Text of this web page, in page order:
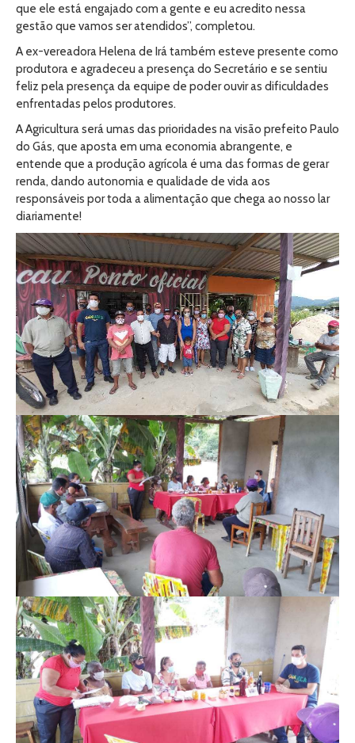
que ele está engajado com a gente e eu acredito nessa
gestão que vamos ser atendidos”, completou.
A ex-vereadora Helena de Irá também esteve presente como
produtora e agradeceu a presença do Secretário e se sentiu
feliz pela presença da equipe de poder ouvir as dificuldades
enfrentadas pelos produtores.
A Agricultura será umas das prioridades na visão prefeito Paulo
do Gás, que aposta em uma economia abrangente, e
entende que a produção agrícola é uma das formas de gerar
renda, dando autonomia e qualidade de vida aos
responsáveis por toda a alimentação que chega ao nosso lar
diariamente!